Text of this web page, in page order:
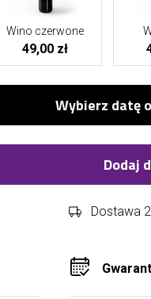
Wino czerwone
49,00 zł
Dodaj
Dostawa